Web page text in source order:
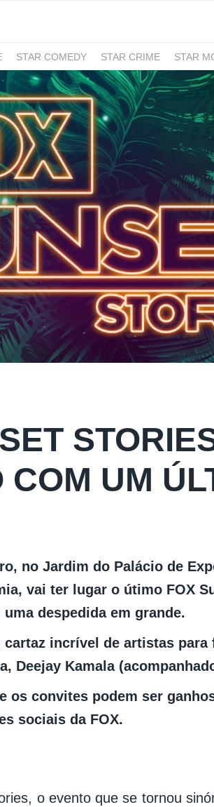
STAR COMEDY STAR CRIME STAR
COM UM
no Jardim do Palácio de
vai ter lugar o útimo FOX
despedida em grande.
cartaz incrível de artistas
Deejay Kamala
os convites podem ser
sociais da FOX.
o evento que se tornou